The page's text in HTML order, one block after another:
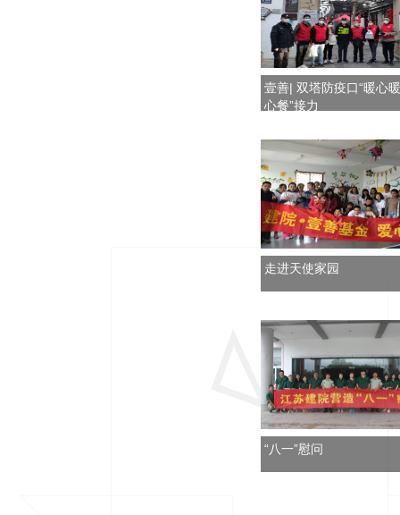
壹善| 双塔防疫口“暖心
心餐”接力
走进天使家园
“八一”慰问